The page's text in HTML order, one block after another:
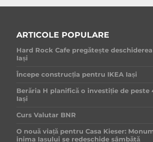
ARTICOLE POPULARE
Hard Rock Cafe pregătește
Iași
Începe construcția pentru IKEA Iași
Berăria H planifică o investiție de peste
Iași
Curs Valutar BNR
O nouă viață pentru Casa Kieser:
inima Iașului se redeschide sâmbătă